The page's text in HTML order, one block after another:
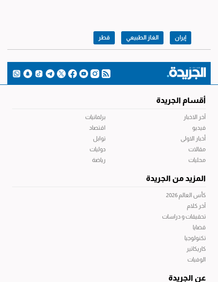
إيران الغاز الطبيعي قطر
أقسام الجريدة
آخر الاخبار
فيديو
أخبار الاولى
مقالات
محليات
برلمانيات
اقتصاد
توابل
دوليات
رياضة
المزيد من الجريدة
كأس العالم 2026
آخر كلام
تحقيقات و دراسات
قضايا
تكنولوجيا
كاريكاتير
الوفيات
عن الجريدة